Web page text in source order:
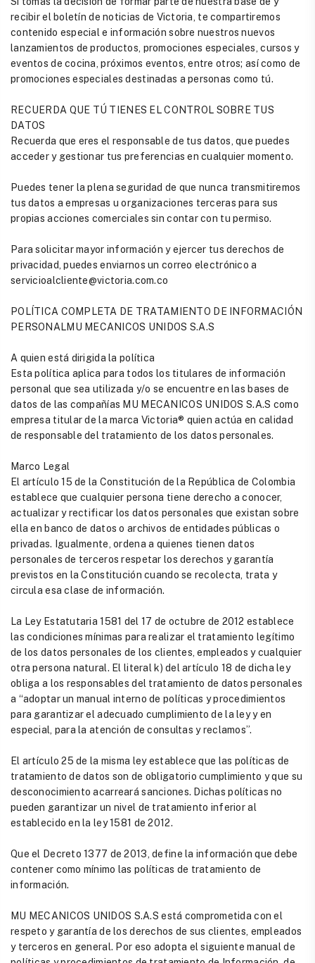
recibir el boletín de noticias de Victoria, te compartiremos
contenido especial e información sobre nuestros nuevos
lanzamientos de productos, promociones especiales, cursos y
eventos de cocina, próximos eventos, entre otros; así como de
promociones especiales destinadas a personas como tú.
RECUERDA QUE TÚ TIENES EL CONTROL SOBRE TUS
DATOS
Recuerda que eres el responsable de tus datos, que puedes
acceder y gestionar tus preferencias en cualquier momento.
Puedes tener la plena seguridad de que nunca transmitiremos
tus datos a empresas u organizaciones terceras para sus
propias acciones comerciales sin contar con tu permiso.
Para solicitar mayor información y ejercer tus derechos de
privacidad, puedes enviarnos un correo electrónico a
servicioalcliente@victoria.com.co
POLÍTICA COMPLETA DE TRATAMIENTO DE INFORMACIÓN
PERSONALMU MECANICOS UNIDOS S.A.S
A quien está dirigida la política
Esta política aplica para todos los titulares de información
personal que sea utilizada y/o se encuentre en las bases de
datos de las compañías MU MECANICOS UNIDOS S.A.S como
empresa titular de la marca Victoria® quien actúa en calidad
de responsable del tratamiento de los datos personales.
Marco Legal
El artículo 15 de la Constitución de la República de Colombia
establece que cualquier persona tiene derecho a conocer,
actualizar y rectificar los datos personales que existan sobre
ella en banco de datos o archivos de entidades públicas o
privadas. Igualmente, ordena a quienes tienen datos
personales de terceros respetar los derechos y garantía
previstos en la Constitución cuando se recolecta, trata y
circula esa clase de información.
La Ley Estatutaria 1581 del 17 de octubre de 2012 establece
las condiciones mínimas para realizar el tratamiento legítimo
de los datos personales de los clientes, empleados y cualquier
otra persona natural. El literal k) del artículo 18 de dicha ley
obliga a los responsables del tratamiento de datos personales
a “adoptar un manual interno de políticas y procedimientos
para garantizar el adecuado cumplimiento de la ley y en
especial, para la atención de consultas y reclamos”.
El artículo 25 de la misma ley establece que las políticas de
tratamiento de datos son de obligatorio cumplimiento y que su
desconocimiento acarreará sanciones. Dichas políticas no
pueden garantizar un nivel de tratamiento inferior al
establecido en la ley 1581 de 2012.
Que el Decreto 1377 de 2013, define la información que debe
contener como mínimo las políticas de tratamiento de
información.
MU MECANICOS UNIDOS S.A.S está comprometida con el
respeto y garantía de los derechos de sus clientes, empleados
y terceros en general. Por eso adopta el siguiente manual de